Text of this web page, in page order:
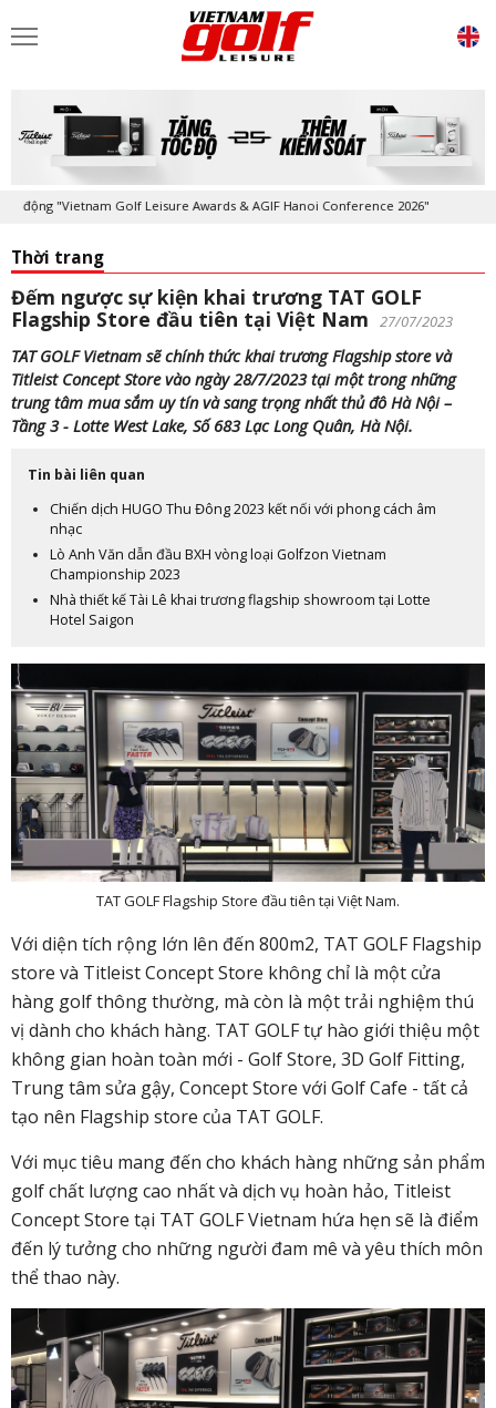
"Vietnam Golf Leisure Awards & AGIF Hanoi Conference 2026"
Thời trang
Đếm ngược sự kiện khai trương TAT GOLF
Flagship Store đầu tiên tại Việt Nam
27/07/2023
TAT GOLF Vietnam sẽ chính thức khai trương Flagship store và
Titleist Concept Store vào ngày 28/7/2023 tại một trong những
trung tâm mua sắm uy tín và sang trọng nhất thủ đô Hà Nội –
Tầng 3 - Lotte West Lake, Số 683 Lạc Long Quân, Hà Nội.
Tin bài liên quan
Chiến dịch HUGO Thu Đông 2023 kết nối với phong cách âm
nhạc
Lò Anh Văn dẫn đầu BXH vòng loại Golfzon Vietnam
Championship 2023
Nhà thiết kế Tài Lê khai trương flagship showroom tại Lotte
Hotel Saigon
TAT GOLF Flagship Store đầu tiên tại Việt Nam.
Với diện tích rộng lớn lên đến 800m2, TAT GOLF Flagship
store và Titleist Concept Store không chỉ là một cửa
hàng golf thông thường, mà còn là một trải nghiệm thú
vị dành cho khách hàng. TAT GOLF tự hào giới thiệu một
không gian hoàn toàn mới - Golf Store, 3D Golf Fitting,
Trung tâm sửa gậy, Concept Store với Golf Cafe - tất cả
tạo nên Flagship store của TAT GOLF.
Với mục tiêu mang đến cho khách hàng những sản phẩm
golf chất lượng cao nhất và dịch vụ hoàn hảo, Titleist
Concept Store tại TAT GOLF Vietnam hứa hẹn sẽ là điểm
đến lý tưởng cho những người đam mê và yêu thích môn
thể thao này.